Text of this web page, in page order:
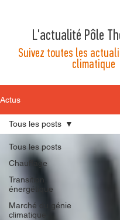
L'actualité Pôle
Suivez toutes les
climatique
Actus
Tous les posts
Chauffage
Transition
énergétique
Marché du génie
climatique
Tous les posts